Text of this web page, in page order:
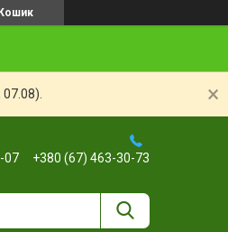
Кошик
07 +380 (67) 463-30-73